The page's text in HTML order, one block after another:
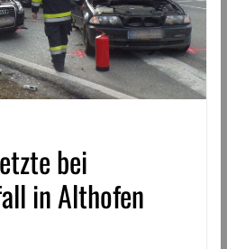
bei
in Althofen